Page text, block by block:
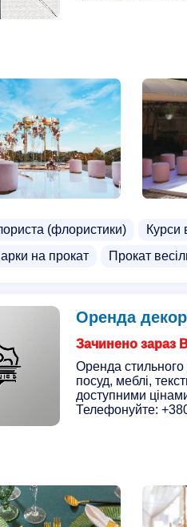
(флористики) Курси
арки на прокат
Прокат
Оренда
Зачинено зараз
Оренда стильного
посуд, меблі,
доступними
Телефонуйте: